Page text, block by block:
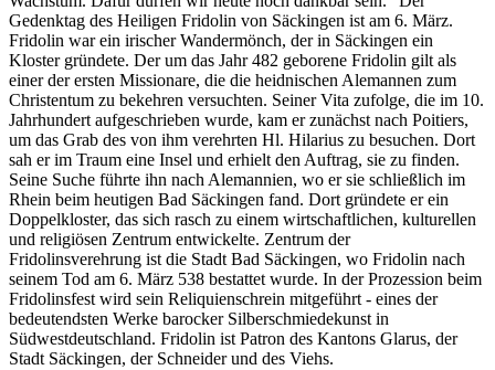
Gedenktag des Heiligen Fridolin von Säckingen ist am 6. März.
Fridolin war ein irischer Wandermönch, der in Säckingen ein
Kloster gründete. Der um das Jahr 482 geborene Fridolin gilt als
einer der ersten Missionare, die die heidnischen Alemannen zum
Christentum zu bekehren versuchten. Seiner Vita zufolge, die im 10.
Jahrhundert aufgeschrieben wurde, kam er zunächst nach Poitiers,
um das Grab des von ihm verehrten Hl. Hilarius zu besuchen. Dort
sah er im Traum eine Insel und erhielt den Auftrag, sie zu finden.
Seine Suche führte ihn nach Alemannien, wo er sie schließlich im
Rhein beim heutigen Bad Säckingen fand. Dort gründete er ein
Doppelkloster, das sich rasch zu einem wirtschaftlichen, kulturellen
und religiösen Zentrum entwickelte. Zentrum der
Fridolinsverehrung ist die Stadt Bad Säckingen, wo Fridolin nach
seinem Tod am 6. März 538 bestattet wurde. In der Prozession beim
Fridolinsfest wird sein Reliquienschrein mitgeführt - eines der
bedeutendsten Werke barocker Silberschmiedekunst in
Südwestdeutschland. Fridolin ist Patron des Kantons Glarus, der
Stadt Säckingen, der Schneider und des Viehs.